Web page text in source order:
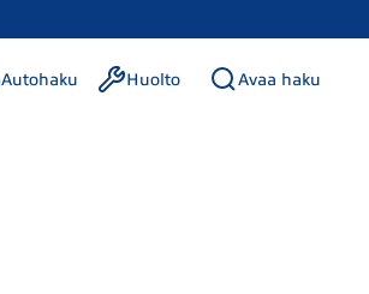
Autohaku Huolto Avaa haku